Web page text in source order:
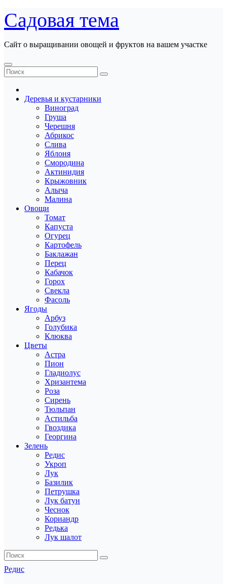
Перейти
к
содержанию
Садовая тема
Сайт о выращивании овощей и фруктов на вашем участке
Деревья и кустарники
Виноград
Груша
Черешня
Абрикос
Слива
Яблоня
Смородина
Актинидия
Крыжовник
Алыча
Малина
Овощи
Томат
Капуста
Огурец
Картофель
Баклажан
Перец
Кабачок
Горох
Свекла
Фасоль
Ягоды
Арбуз
Голубика
Клюква
Цветы
Астра
Пион
Гладиолус
Хризантема
Роза
Сирень
Тюльпан
Астильба
Гвоздика
Георгина
Зелень
Редис
Укроп
Лук
Базилик
Петрушка
Лук батун
Чеснок
Кориандр
Редька
Лук шалот
Редис